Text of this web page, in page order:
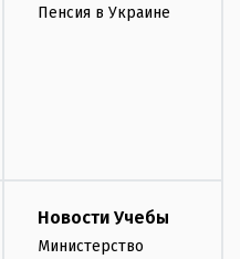
Пенсия в Украине
Новости Учебы
Министерство